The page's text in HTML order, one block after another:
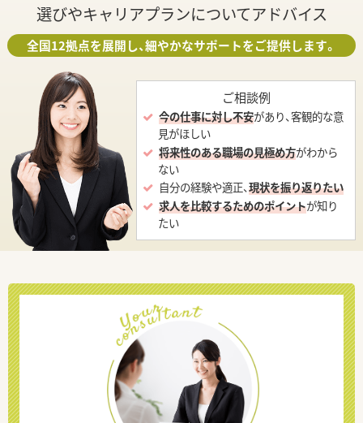
選びやキャリアプランについてアドバイス
全国12拠点を展開し、細やかなサポートをご提供します。
ご相談例
今の仕事に対し不安があり、客観的な意
見がほしい
将来性のある職場の見極め方がわから
ない
自分の経験や適正、現状を振り返りたい
求人を比較するためのポイントが知り
たい